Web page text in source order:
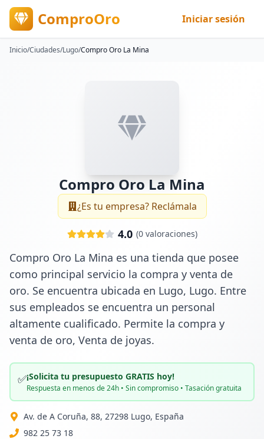
ComproOro Iniciar sesión
Inicio/Ciudades/Lugo/Compro Oro La Mina
Compro Oro La Mina
¿Es tu empresa? Reclámala
4.0 (0valoraciones)
Compro Oro La Mina es una tienda que posee
como principal servicio la compra y venta de
oro. Se encuentra ubicada en Lugo, Lugo. Entre
sus empleados se encuentra un personal
altamente cualificado. Permite la compra y
venta de oro, Venta de joyas.
✅¡Solicita tu presupuesto GRATIS hoy!
Respuesta en menos de 24h • Sin compromiso • Tasación gratuita
Av. de A Coruña, 88, 27298 Lugo, España
982 25 73 18